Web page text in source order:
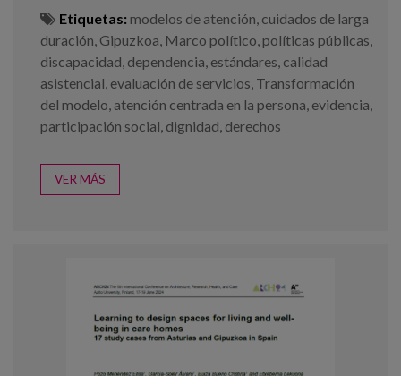
Etiquetas: modelos de atención cuidados de larga
duración Gipuzkoa Marco político políticas públicas
discapacidad dependencia estándares calidad
asistencial evaluación de servicios Transformación
del modelo atención centrada en la persona evidencia
participación social dignidad derechos
VER MÁS